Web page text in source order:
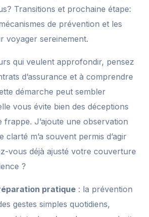
Transitions et prochaine étape:
de prévention et les
voyager sereinement.
qui veulent approfondir, pensez
d’assurance et à comprendre
démarche peut sembler
vous évite bien des déceptions
frappe. J’ajoute une observation
clarté m’a souvent permis d’agir
vous déjà ajusté votre couverture
?
pratique : la prévention
gestes simples quotidiens,